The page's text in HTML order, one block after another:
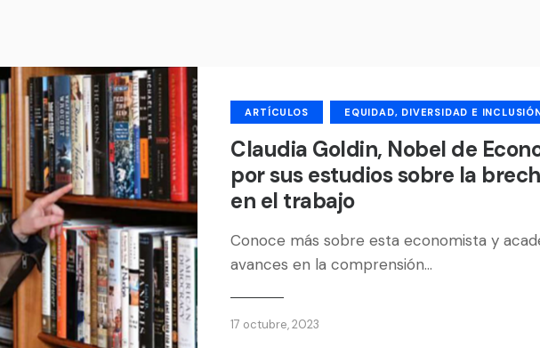
ARTÍCULOS EQUIDAD, DIVERSIDAD E
Claudia Goldin, Nobel de
por sus estudios sobre la
en el trabajo
Conoce más sobre esta economista y
avances en la comprensión…
17 octubre, 2023